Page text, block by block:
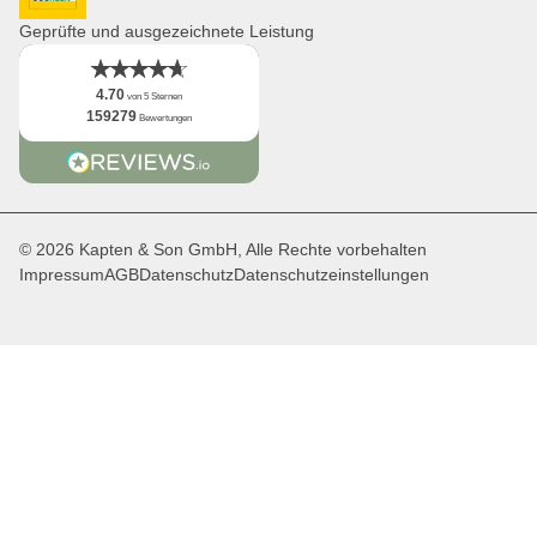
App
DHL GoGreen
Geprüfte und ausgezeichnete Leistung
4.70 von 5 Sternen
159279 Bewertungen
© 2026 Kapten & Son GmbH, Alle Rechte vorbehalten
ImpressumAGBDatenschutzDatenschutzeinstellungen